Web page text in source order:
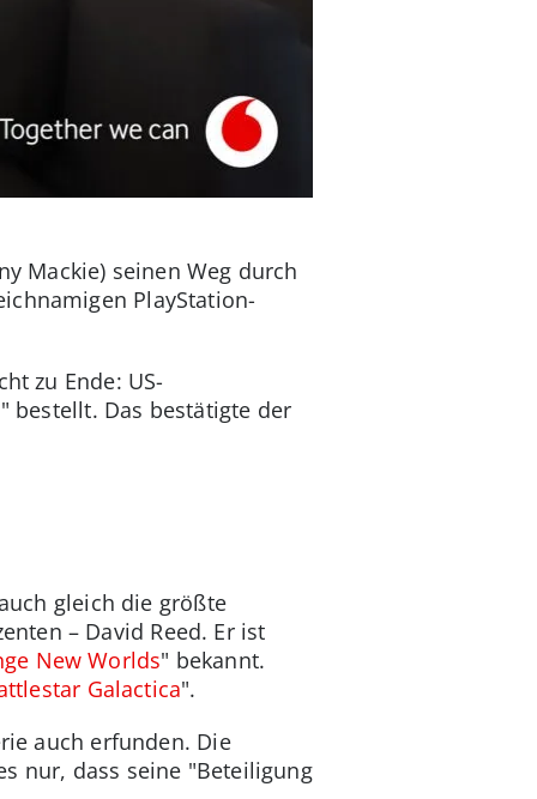
Mackie) seinen Weg durch
PlayStation-
zu Ende: US-
bestellt. Das bestätigte der
gleich die größte
– David Reed. Er ist
New Worlds" bekannt.
Galactica".
auch erfunden. Die
nur, dass seine "Beteiligung